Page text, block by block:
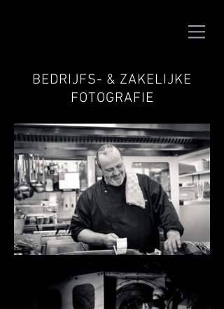
BEDRIJFS- & ZAKELIJKE
FOTOGRAFIE